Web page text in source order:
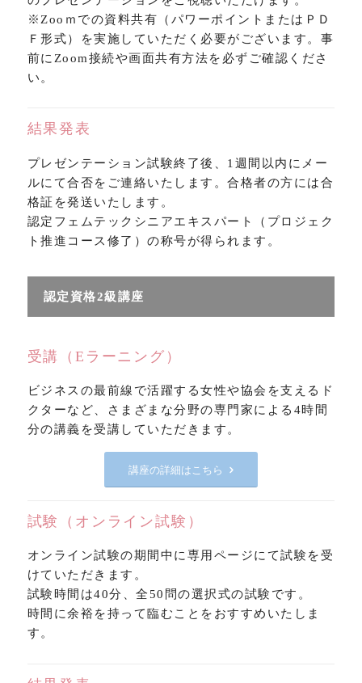
※Zooｍでの資料共有（パワーポイントまたはＰＤ
Ｆ形式）を実施していただく必要がございます。事
前にZoom接続や画面共有方法を必ずご確認くださ
い。
結果発表
プレゼンテーション試験終了後、1週間以内にメー
ルにて合否をご連絡いたします。合格者の方には合
格証を発送いたします。
認定フェムテックシニアエキスパート（プロジェク
ト推進コース修了）の称号が得られます。
認定資格2級講座
受講（Eラーニング）
ビジネスの最前線で活躍する女性や協会を支えるド
クターなど、さまざまな分野の専門家による4時間
分の講義を受講していただきます。
講座の詳細はこちら
試験（オンライン試験）
オンライン試験の期間中に専用ページにて試験を受
けていただきます。
試験時間は40分、全50問の選択式の試験です。
時間に余裕を持って臨むことをおすすめいたしま
す。